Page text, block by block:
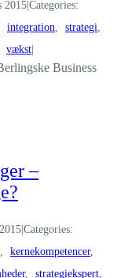
2015 Categories:
integration strategi
vækst
Business
–
|Categories:
kernekompetencer,
, strategiekspert